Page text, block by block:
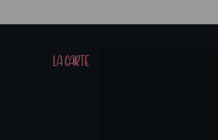
LA CARTE